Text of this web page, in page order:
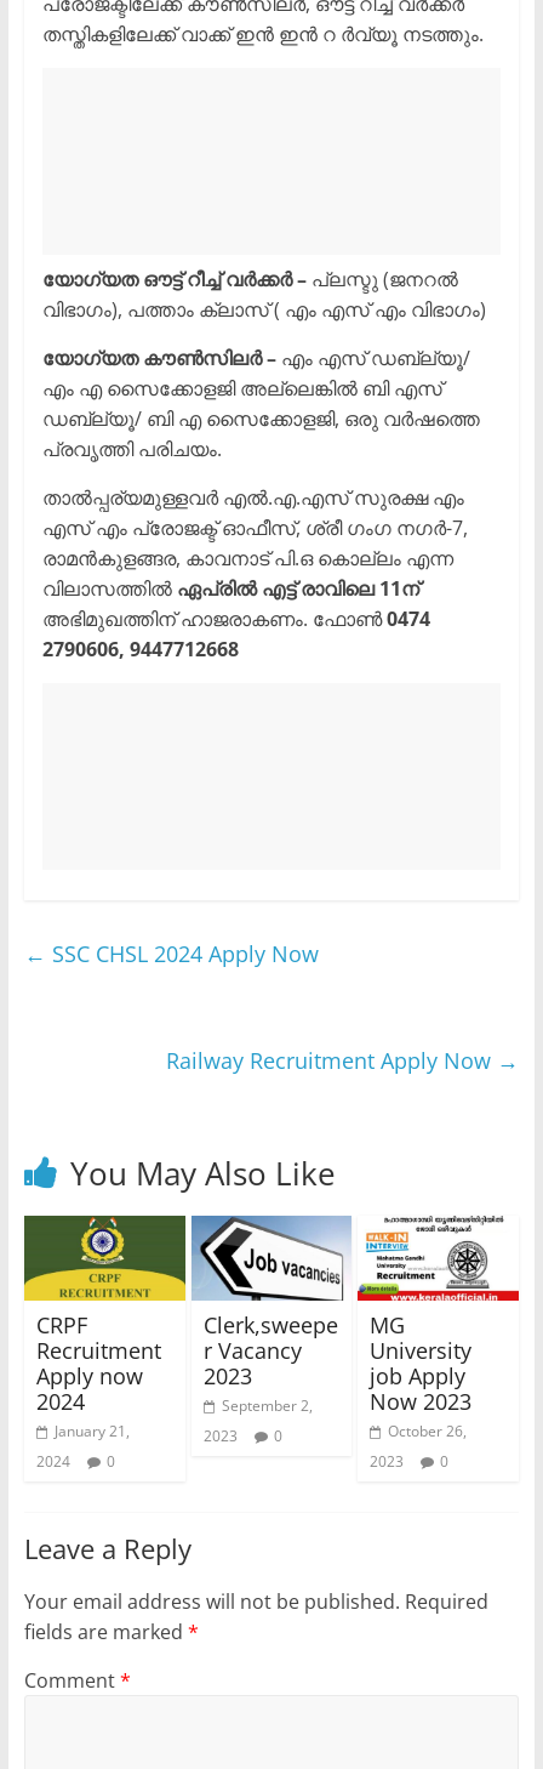
തസ്തികളിലേക്ക് വാക്ക് ഇന്‍ ഇൻ റ ര്‍വ്യൂ നടത്തും.
യോഗ്യത ഔട്ട് റീച്ച് വര്‍ക്കര്‍ –പ്ലസ്ടു (ജനറല്‍
വിഭാഗം), പത്താം ക്ലാസ് ( എം എസ് എം വിഭാഗം)
യോഗ്യത കൗണ്‍സിലര്‍ – എം എസ് ഡബ്ല്യൂ/
എം എ സൈക്കോളജി അല്ലെങ്കില്‍ ബി എസ്
ഡബ്ല്യൂ/ ബി എ സൈക്കോളജി, ഒരു വര്‍ഷത്തെ
പ്രവൃത്തി പരിചയം.
താൽപ്പര്യമുള്ളവർ എല്‍.എ.എസ് സുരക്ഷ എം
എസ് എം പ്രോജക്ട് ഓഫീസ്, ശ്രീ ഗംഗ നഗര്‍-7,
രാമന്‍കുളങ്ങര, കാവനാട് പി.ഒ കൊല്ലം എന്ന
വിലാസത്തിൽ ഏപ്രില്‍ എട്ട് രാവിലെ 11ന്
അഭിമുഖത്തിന് ഹാജരാകണം. ഫോണ്‍0474
2790606, 9447712668
← SSC CHSL 2024 Apply Now
Railway Recruitment Apply Now →
You May Also Like
CRPF
Recruitment
Apply now
2024
January 21,
2024
0
Clerk,sweepe
r Vacancy
2023
September 2,
2023
0
MG
University
job Apply
Now 2023
October 26,
2023
0
Leave a Reply
Your email address will not be published. Required
fields are marked *
Comment*